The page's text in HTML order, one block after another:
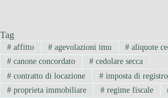
Tag
#affitto #agevolazioni imu # aliquote
#canone concordato #cedolare secca
#contratto di locazione #imposta di registro
#proprieta immobiliare #regime fiscale